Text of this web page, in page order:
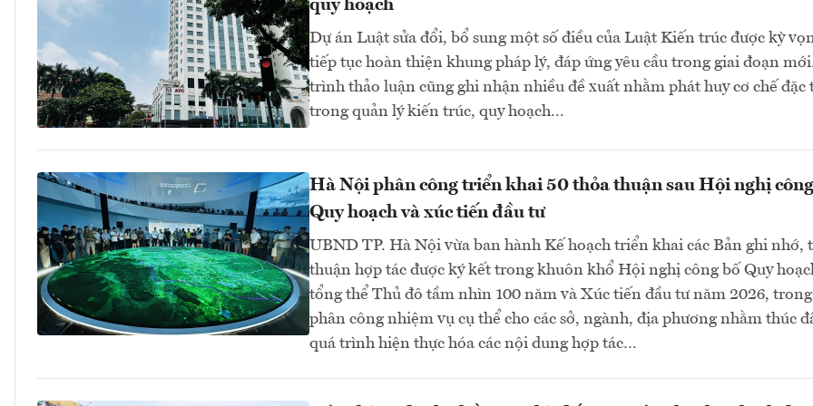
quy hoạch
Dự án Luật sửa đổi, bổ sung một số điều của Luật Kiến trúc được kỳ
tiếp tục hoàn thiện khung pháp lý, đáp ứng yêu cầu trong giai đoạn
trình thảo luận cũng ghi nhận nhiều đề xuất nhằm phát huy cơ chế đặc
trong quản lý kiến trúc, quy hoạch...
Hà Nội phân công triển khai 50 thỏa thuận sau Hội nghị
Quy hoạch và xúc tiến đầu tư
UBND TP. Hà Nội vừa ban hành Kế hoạch triển khai các Bản ghi nhớ,
thuận hợp tác được ký kết trong khuôn khổ Hội nghị công bố Quy
tổng thể Thủ đô tầm nhìn 100 năm và Xúc tiến đầu tư năm 2026,
phân công nhiệm vụ cụ thể cho các sở, ngành, địa phương nhằm thúc
quá trình hiện thực hóa các nội dung hợp tác…